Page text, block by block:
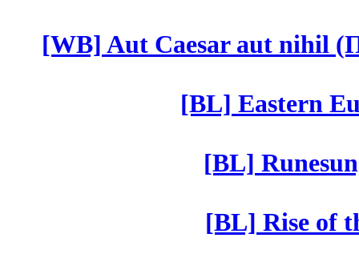
[WB] Aut Caesar aut nihil
[BL] Eastern
[BL]
[BL] Rise of